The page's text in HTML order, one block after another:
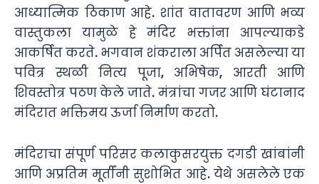
आध्यात्मिक ठिकाण आहे. शांत वातावरण आणि भव्य
वास्तुकला यामुळे हे मंदिर भक्तांना आपल्याकडे
आकर्षित करते. भगवान शंकराला अर्पित असलेल्या या
पवित्र स्थळी नित्य पूजा, अभिषेक, आरती आणि
शिवस्तोत्र पठण केले जाते. मंत्रांचा गजर आणि घंटानाद
मंदिरात भक्तिमय ऊर्जा निर्माण करतो.
मंदिराचा संपूर्ण परिसर कलाकुसरयुक्त दगडी खांबांनी
आणि अप्रतिम मूर्तींनी सुशोभित आहे. येथे असलेले एक